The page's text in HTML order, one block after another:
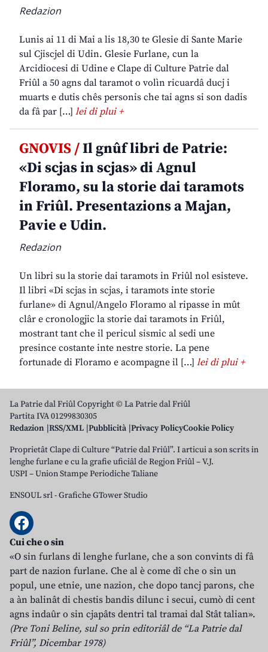
Redazion
Lunis ai 11 di Mai a lis 18,30 te Glesie di Sante Marie
sul Cjiscjel di Udin. Glesie Furlane, cun la
Arcidiocesi di Udine e Clape di Culture Patrie dal
Friûl a 50 agns dal taramot o volìn ricuardâ ducj i
muarts e dutis chês personis che tai agns si son dadis
da fâ par […] lei di plui +
GNOVIS /Il gnûf libri de Patrie:
«Di scjas in scjas» di Agnul
Floramo, su la storie dai taramots
in Friûl. Presentazions a Majan,
Pavie e Udin.
Redazion
Un libri su la storie dai taramots in Friûl nol esisteve.
Il libri «Di scjas in scjas, i taramots inte storie
furlane» di Agnul/Angelo Floramo al ripasse in mût
clâr e cronologjic la storie dai taramots in Friûl,
mostrant tant che il pericul sismic al sedi une
presince costante inte nestre storie. La pene
fortunade di Floramo e acompagne il […] lei di plui +
La Patrie dal Friûl Copyright © La Patrie dal Friûl
Partita IVA 01299830305
Redazion RSS/XML Pubblicità Privacy PolicyCookie Policy
Proprietât Clape di Culture “Patrie dal Friûl”. I articui a son scrits in
lenghe furlane e cu la grafie uficiâl de Regjon Friûl – V.J.
USPI – Union Stampe Periodiche Taliane
ENSOUL srl-Grafiche GTower Studio
Cui che o sin
«O sin furlans di lenghe furlane, che a son convints di fâ
part de nazion furlane. Che al è come dî che o sin un
popul, une etnie, une nazion, che dopo tancj parons, che
a àn balinât di chestis bandis dilunc i secui, cumò di cent
agns indaûr o sin cjapâts dentri tal tramai dal Stât talian».
(Pre Toni Beline, sul so prin editoriâl de “La Patrie dal
Friûl”, Dicembar 1978)